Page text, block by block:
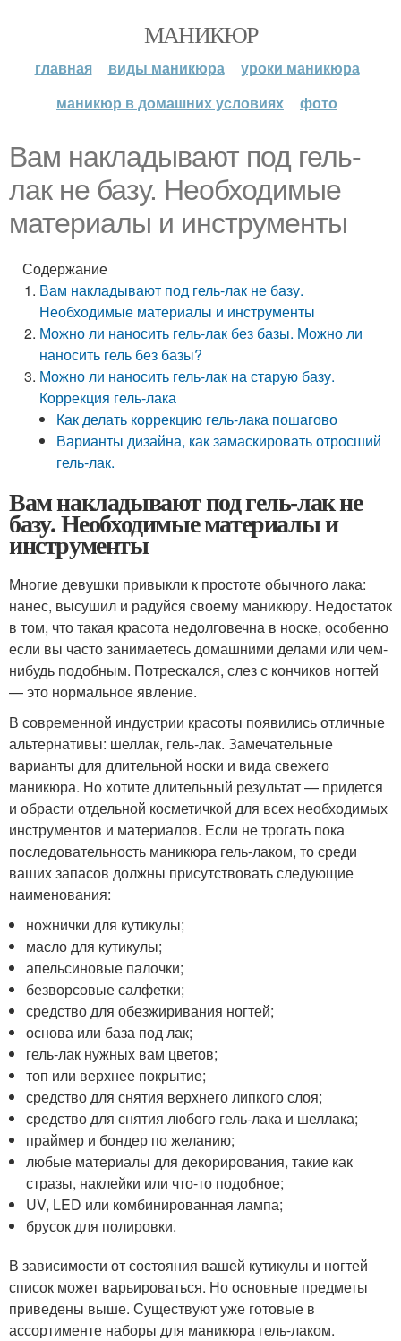
МАНИКЮР
главная виды маникюра
уроки маникюра
маникюр в домашних условиях
фото
Вам накладывают под гель-
лак не базу. Необходимые
материалы и инструменты
Содержание
Вам накладывают под гель-лак не базу.
Необходимые материалы и инструменты
Можно ли наносить гель-лак без базы. Можно ли
наносить гель без базы?
Можно ли наносить гель-лак на старую базу.
Коррекция гель-лака
Как делать коррекцию гель-лака пошагово
Варианты дизайна, как замаскировать отросший
гель-лак.
Вам накладывают под гель-лак не
базу. Необходимые материалы и
инструменты
Многие девушки привыкли к простоте обычного лака:
нанес, высушил и радуйся своему маникюру. Недостаток
в том, что такая красота недолговечна в носке, особенно
если вы часто занимаетесь домашними делами или чем-
нибудь подобным. Потрескался, слез с кончиков ногтей
— это нормальное явление.
В современной индустрии красоты появились отличные
альтернативы: шеллак, гель-лак. Замечательные
варианты для длительной носки и вида свежего
маникюра. Но хотите длительный результат — придется
и обрасти отдельной косметичкой для всех необходимых
инструментов и материалов. Если не трогать пока
последовательность маникюра гель-лаком, то среди
ваших запасов должны присутствовать следующие
наименования:
ножнички для кутикулы;
масло для кутикулы;
апельсиновые палочки;
безворсовые салфетки;
средство для обезжиривания ногтей;
основа или база под лак;
гель-лак нужных вам цветов;
топ или верхнее покрытие;
средство для снятия верхнего липкого слоя;
средство для снятия любого гель-лака и шеллака;
праймер и бондер по желанию;
любые материалы для декорирования, такие как
стразы, наклейки или что-то подобное;
UV, LED или комбинированная лампа;
брусок для полировки.
В зависимости от состояния вашей кутикулы и ногтей
список может варьироваться. Но основные предметы
приведены выше. Существуют уже готовые в
ассортименте наборы для маникюра гель-лаком.